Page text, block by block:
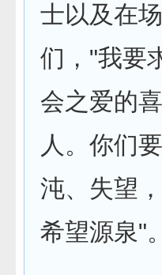
士以及在
们，"我要
会之爱的
人。你们
沌、失望
希望源泉"。